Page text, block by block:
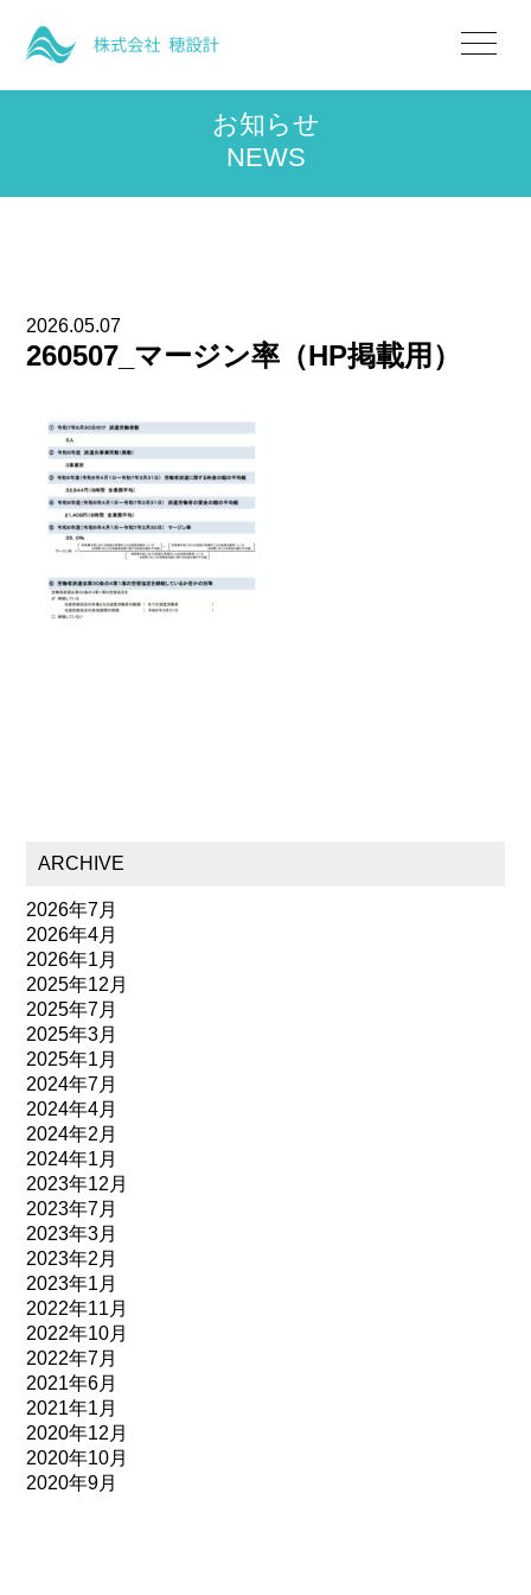
お知らせ
NEWS
2026.05.07
260507_マージン率（HP掲載用）
ARCHIVE
2026年7月
2026年4月
2026年1月
2025年12月
2025年7月
2025年3月
2025年1月
2024年7月
2024年4月
2024年2月
2024年1月
2023年12月
2023年7月
2023年3月
2023年2月
2023年1月
2022年11月
2022年10月
2022年7月
2021年6月
2021年1月
2020年12月
2020年10月
2020年9月